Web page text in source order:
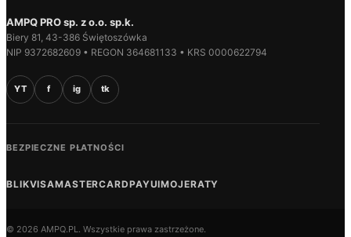
AMPQ PRO sp. z o.o. sp.k.
Biery 81, 43-386 Świętoszówka
NIP 9372682609 • REGON 364681133 • KRS 0000622794
YT f ig tk
BEZPIECZNE PŁATNOŚCI
BLIKVISAMASTERCARDPAYUIMOJERATY
© 2026 AMPQ.PL. Wszystkie prawa zastrzeżone.